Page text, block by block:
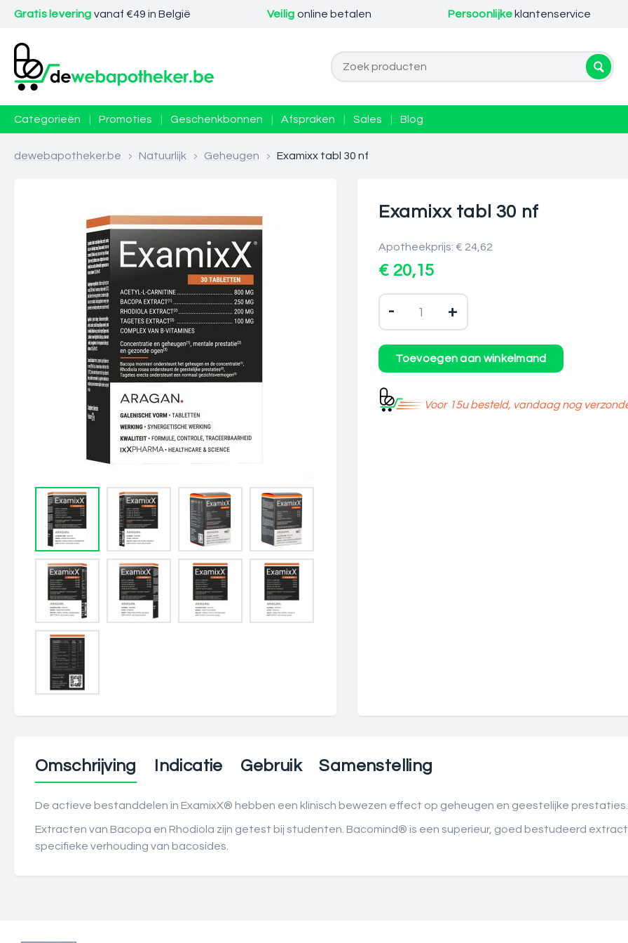
Gratis levering vanaf €49 in België Veilig online betalen Persoonlijke klantenservice
Categorieën Promoties Geschenkbonnen Afspraken Sales Blog
dewebapotheker.be > Natuurlijk > Geheugen > Examixx tabl 30 nf
Examixx tabl 30 nf
Apotheekprijs: € 24,62
€ 20,15
- +
Voor 15u besteld, vandaag nog
Omschrijving Indicatie Gebruik Samenstelling
De actieve bestanddelen in ExamixX® hebben een klinisch bewezen effect op geheugen en geestelijke prestaties.
Extracten van Bacopa en Rhodiola zijn getest bij studenten. Bacomind® is een superieur, goed bestudeerd
specifieke verhouding van bacosides.